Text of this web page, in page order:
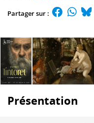
Partager sur :
Présentation